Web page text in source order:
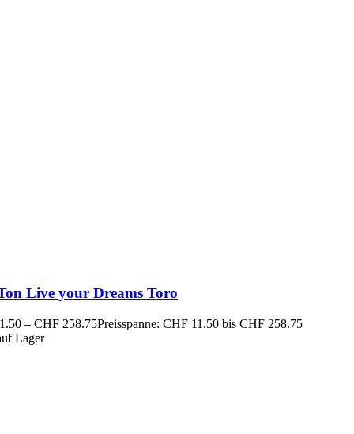
Live your Dreams Toro
– CHF 258.75Preisspanne: CHF 11.50 bis CHF 258.75
Lager